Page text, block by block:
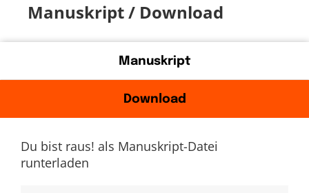
Manuskript / Download
Manuskript
Download
Du bist raus! als Manuskript-Datei
runterladen